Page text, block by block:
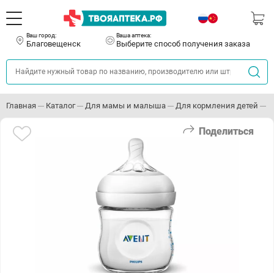
Ваш город:
Благовещенск
Ваша аптека:
Выберите способ получения заказа
Главная Каталог Для мамы и малыша Для кормления детей
Поделиться